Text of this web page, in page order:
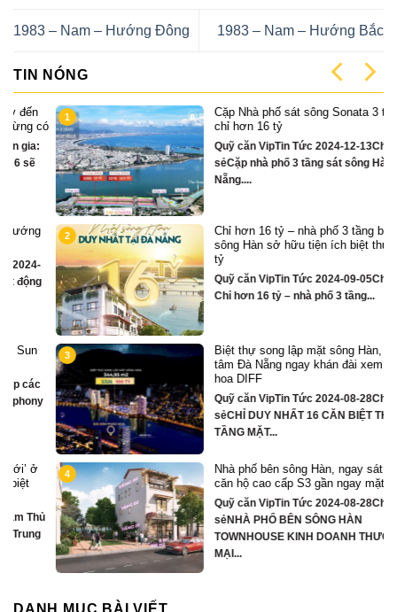
1983 – Nam – Hướng Đông 1983 – Nam – Hướng Bắc
TIN NÓNG
1
Cặp Nhà phố sát sông Sonata 3 tầng
chỉ hơn 16 tỷ
Quỹ căn VipTin Tức 2024-12-13Chia
sẻCặp nhà phố 3 tầng sát sông Hàn Đà
Nẵng....
2
Chỉ hơn 16 tỷ – nhà phố 3 tầng bên
sông Hàn sở hữu tiện ích biệt thự trăm
tỷ
Quỹ căn VipTin Tức 2024-09-05Chia sẻ
Chỉ hơn 16 tỷ – nhà phố 3 tầng...
3
Biệt thự song lập mặt sông Hàn, trung
tâm Đà Nẵng ngay khán đài xem pháo
hoa DIFF
Quỹ căn VipTin Tức 2024-08-28Chia
sẻCHỈ DUY NHẤT 16 CĂN BIỆT THỰ 3
TẦNG MẶT...
Nhà phố bên sông Hàn, ngay sát toà
căn hộ cao cấp S3 gần ngay mặt sông
Quỹ căn VipTin Tức 2024-08-28Chia
sẻNHÀ PHỐ BÊN SÔNG HÀN
TOWNHOUSE KINH DOANH THƯƠNG
MẠI...